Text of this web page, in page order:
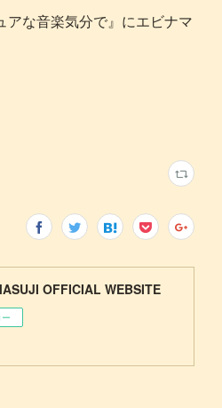
アな音楽気分で』にエビナマ
OFFICIAL WEBSITE